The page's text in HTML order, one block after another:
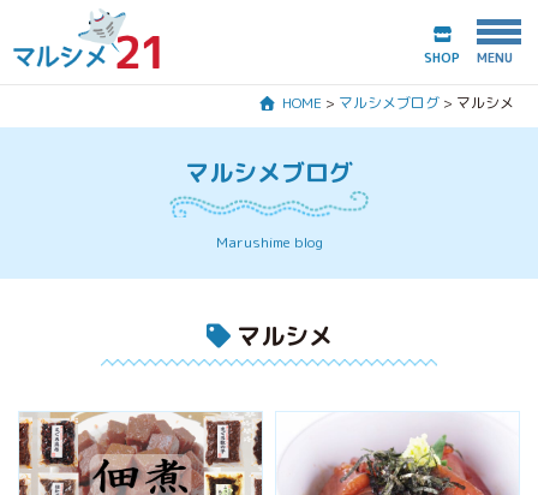
マルシメ21とは？
会社案内
マルシメブログ
SHOP
HOME > マルシメブログ > マルシメ
マルシメブログ
Marushime blog
マルシメ